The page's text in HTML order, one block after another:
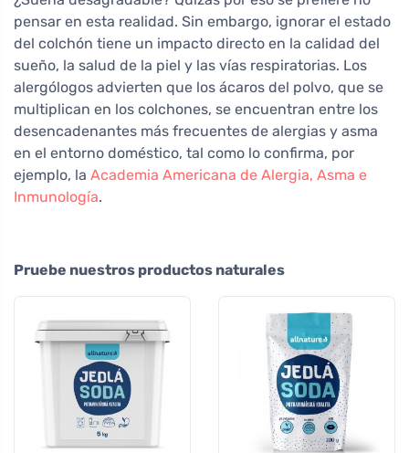
pensar en esta realidad. Sin embargo, ignorar el estado
del colchón tiene un impacto directo en la calidad del
sueño, la salud de la piel y las vías respiratorias. Los
alergólogos advierten que los ácaros del polvo, que se
multiplican en los colchones, se encuentran entre los
desencadenantes más frecuentes de alergias y asma
en el entorno doméstico, tal como lo confirma, por
ejemplo, la Academia Americana de Alergia, Asma e
Inmunología.
Pruebe nuestros productos naturales